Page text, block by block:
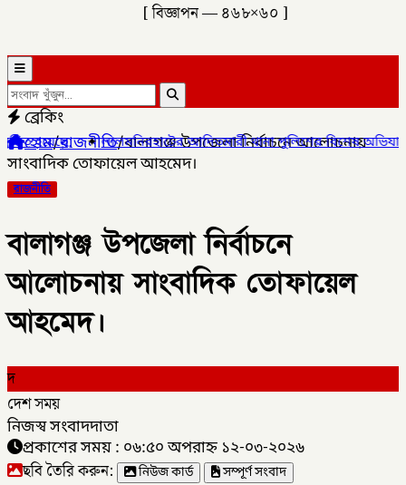
[ বিজ্ঞাপন — ৪৬৮×৬০ ]
ব্রেকিং
আদিতমারী থানা পুলিশের বিশেষ অভিযানে , মাদক সম্রাট
হোম/রাজনীতি/বালাগঞ্জ উপজেলা নির্বাচনে আলোচনায়
সাংবাদিক তোফায়েল আহমেদ।
রাজনীতি
বালাগঞ্জ উপজেলা নির্বাচনে
আলোচনায় সাংবাদিক তোফায়েল
আহমেদ।
দ
দেশ সময়
নিজস্ব সংবাদদাতা
প্রকাশের সময় : ০৬:৫০ অপরাহ্ন ১২-০৩-২০২৬
ছবি তৈরি করুন: নিউজ কার্ড
সম্পূর্ণ সংবাদ